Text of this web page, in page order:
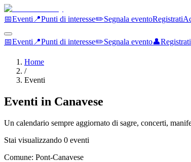
📅Eventi 📍Punti di interesse✏️Segnala eventoRegistrati
📅Eventi 📍Punti di interesse✏️Segnala evento👤Registrati
Home
/
Eventi
Eventi in Canavese
Un calendario sempre aggiornato di sagre, concerti,
Stai visualizzando 0 eventi
Comune: Pont-Canavese